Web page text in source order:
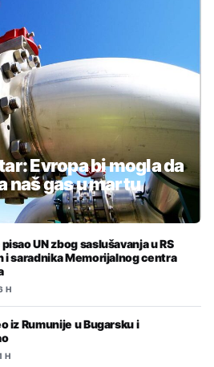
Evropa bi mogla da
naš gas u martu
UN zbog saslušavanja u RS
i saradnika Memorijalnog centra
H
iz Rumunije u Bugarsku i
H